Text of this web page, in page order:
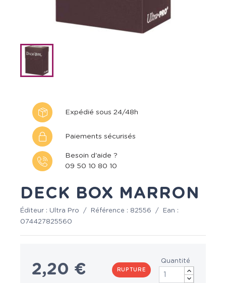
Expédié sous 24/48h
Paiements sécurisés
Besoin d'aide ?
09 50 10 80 10
DECK BOX MARRON
Éditeur : Ultra Pro / Référence : 82556 /
Ean :
074427825560
2,20 € RUPTURE
Quantité